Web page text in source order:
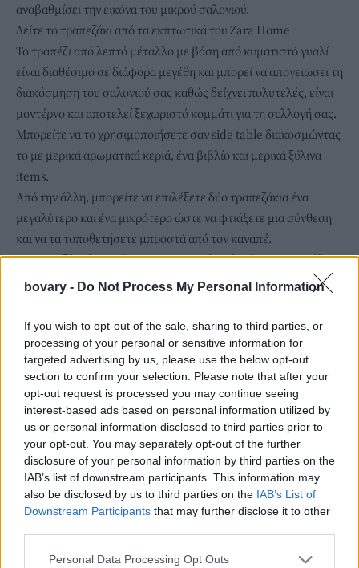
bovary - Do Not Process My Personal Information
If you wish to opt-out of the sale, sharing to third parties, or
processing of your personal or sensitive information for
targeted advertising by us, please use the below opt-out
section to confirm your selection. Please note that after your
opt-out request is processed you may continue seeing
interest-based ads based on personal information utilized by
us or personal information disclosed to third parties prior to
your opt-out. You may separately opt-out of the further
disclosure of your personal information by third parties on the
IAB’s list of downstream participants. This information may
also be disclosed by us to third parties on the IAB’s List of
Downstream Participants that may further disclose it to other
Personal Data Processing Opt Outs
αναβαθμίσει την εικόνα του μικρού σαλονιού.
Δείτε τo τραπεζάκι από τα εκπτωτικά του Zara Home
Το τραπέζι από λεπτό μέταλλο με βάση από κυματιστό γυαλί
είναι διαθέσιμο σε διάφορα μεγέθη και μπορεί να απογειώσει τη
διακόσμηση του σαλονιού σας καθώς δείχνει πολυτελές, είναι
μοντέρνο και αποτελεί ξεχωριστό κομμάτι για τη συλλογή σας.
Μπορείτε να το χρησιμοποιήσετε σαν side table διακοσμώντας
το με μερικά αρωματικά κεριά, ένα βιβλίο και μερικά ξύλινα
items.
Από την άλλη, μπορείτε να επιλέξετε δύο τραπεζάκια ένα
μεγαλύτερο και ένα μικρότερο ώστε να φτιάξετε μια σύνθεση
και να τα τοποθετήσετε μπροστά από τον καναπέ.
Το τραπεζάκι όπως είπαμε και παραπάνω βγαίνει σε 3 μεγέθη
και το μικρότερο, με ύψος 30cm, φάρδος 34.5cm και βάθος